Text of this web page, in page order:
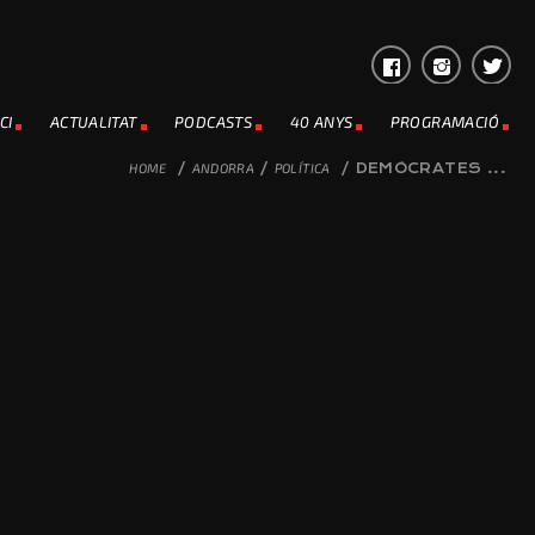
ACTUALITAT PODCASTS 40 ANYS PROGRAMACIÓ
HOME / ANDORRA / POLÍTICA / DEMÒCRATES ...